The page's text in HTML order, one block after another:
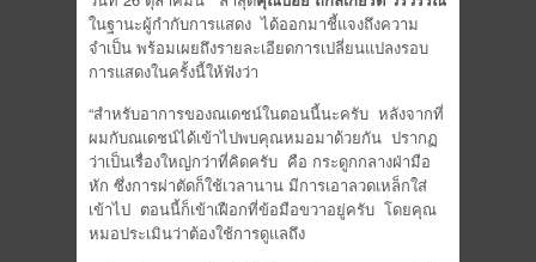
ในฐานะผู้กำกับการแสดง ได้ออกมาชี้แจงถึงความ
จำเป็น พร้อมเผยถึงรายละเอียดการเปลี่ยนแปลงรอบ
การแสดงในครั้งนี้ให้ฟังว่า
“สำหรับอาการของณเดชน์ในตอนนี้นะครับ หลังจากที่
ผมกับณเดชน์ได้เข้าไปพบคุณหมอมาด้วยกัน ปรากฏ
ว่าเป็นเรื่องใหญ่กว่าที่คิดครับ คือ กระดูกกลางฝ่ามือ
หัก ซึ่งการผ่าตัดก็ใช้เวลานาน มีการเอาลวดเหล็กใส่
เข้าไป ตอนนี้ก็เข้าเฝือกที่ข้อมือขวาอยู่ครับ โดยคุณ
หมอประเมินว่าต้องใช้การดูแลถึง